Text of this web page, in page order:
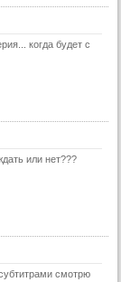
когда будет с
или нет???
смотрю